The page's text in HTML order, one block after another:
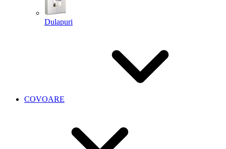
Dulapuri
COVOARE